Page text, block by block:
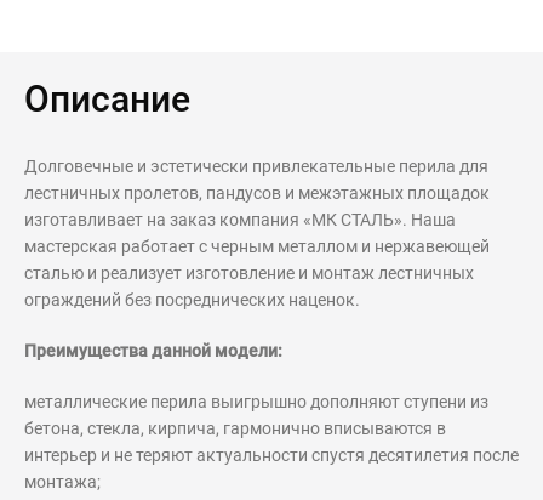
Оставить заявку
Описание
Долговечные и эстетически привлекательные перила для
лестничных пролетов, пандусов и межэтажных площадок
изготавливает на заказ компания «МК СТАЛЬ». Наша
мастерская работает с черным металлом и нержавеющей
сталью и реализует изготовление и монтаж лестничных
ограждений без посреднических наценок.
Преимущества данной модели:
металлические перила выигрышно дополняют ступени из
бетона, стекла, кирпича, гармонично вписываются в
интерьер и не теряют актуальности спустя десятилетия после
монтажа;